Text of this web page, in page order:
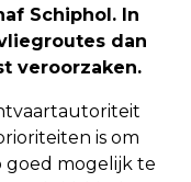
Schiphol. In
dan
veroorzaken.
is om
goed mogelijk te